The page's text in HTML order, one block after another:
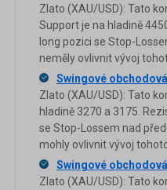
Zlato (XAU/USD): Tato
Support je na hladině
long pozici se Stop-
neměly ovlivnit vývoj
Swingové
Zlato (XAU/USD): Tato
hladině 3270 a 3175.
se Stop-Lossem nad
mohly ovlivnit vývoj
Swingové
Zlato (XAU/USD): Tato